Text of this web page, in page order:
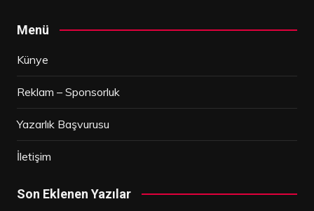
Menü
Künye
Reklam – Sponsorluk
Yazarlık Başvurusu
İletişim
Son Eklenen Yazılar